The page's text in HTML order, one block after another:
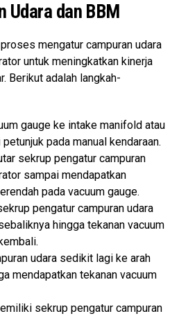
Udara dan BBM
mengatur campuran udara
untuk meningkatkan kinerja
Berikut adalah langkah-
gauge ke intake manifold atau
pada manual kendaraan.
sekrup pengatur campuran
sampai mendapatkan
pada vacuum gauge.
pengatur campuran udara
hingga tekanan vacuum
udara sedikit lagi ke arah
mendapatkan tekanan vacuum
sekrup pengatur campuran